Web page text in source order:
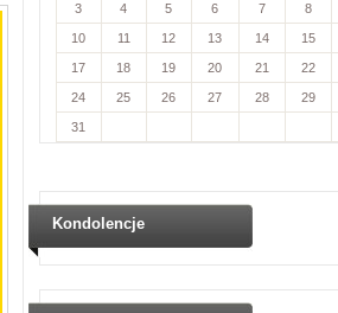
3 4 5 6 7 8
10 11 12 13 14 15
17 18 19 20 21 22
24 25 26 27 28 29
31
Kondolencje